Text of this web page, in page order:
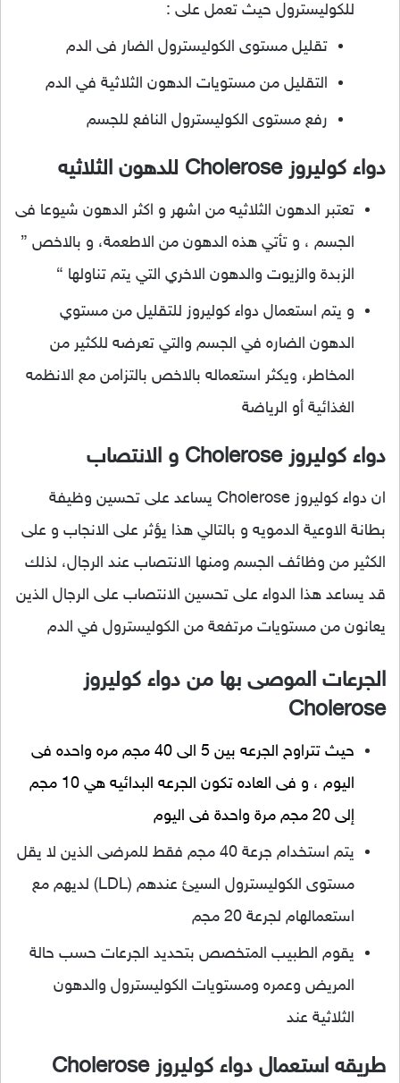
للكوليسترول حيث تعمل على :
تقليل مستوى الكوليسترول الضار فى الدم
التقليل من مستويات الدهون الثلاثية في الدم
رفع مستوى الكوليسترول النافع للجسم
دواء كوليروز Cholerose للدهون الثلاثيه
تعتبر الدهون الثلاثيه من اشهر و اكثر الدهون شيوعا فى
الجسم ، و تأتي هذه الدهون من الاطعمة، و بالاخص ”
الزبدة والزيوت والدهون الاخري التي يتم تناولها “
و يتم استعمال دواء كوليروز للتقليل من مستوي
الدهون الضاره في الجسم والتي تعرضه للكثير من
المخاطر، ويكثر استعماله بالاخص بالتزامن مع الانظمه
الغذائية أو الرياضة
دواء كوليروز Cholerose و الانتصاب
ان دواء كوليروز Cholerose يساعد على تحسين وظيفة
بطانة الاوعية الدمويه و بالتالي هذا يؤثر على الانجاب و على
الكثير من وظائف الجسم ومنها الانتصاب عند الرجال، لذلك
قد يساعد هذا الدواء على تحسين الانتصاب على الرجال الذين
يعانون من مستويات مرتفعة من الكوليسترول في الدم
الجرعات الموصى بها من دواء كوليروز
Cholerose
حيث تتراوح الجرعه بين 5 الى 40 مجم مره واحده فى
اليوم ، و فى العاده تكون الجرعه البدائيه هي 10 مجم
إلى 20 مجم مرة واحدة فى اليوم
يتم استخدام جرعة 40 مجم فقط للمرضى الذين لا يقل
مستوى الكوليسترول السيئ عندهم (LDL) لديهم مع
استعمالهام لجرعة 20 مجم
يقوم الطبيب المتخصص بتحديد الجرعات حسب حالة
المريض وعمره ومستويات الكوليسترول والدهون
الثلاثية عند
طريقه استعمال دواء كوليروز Cholerose